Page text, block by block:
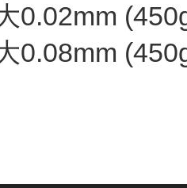
0.02mm
0.08mm